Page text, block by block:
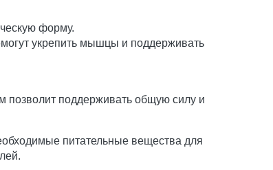
форму.
укрепить мышцы и поддерживать
позволит поддерживать общую силу и
питательные вещества для